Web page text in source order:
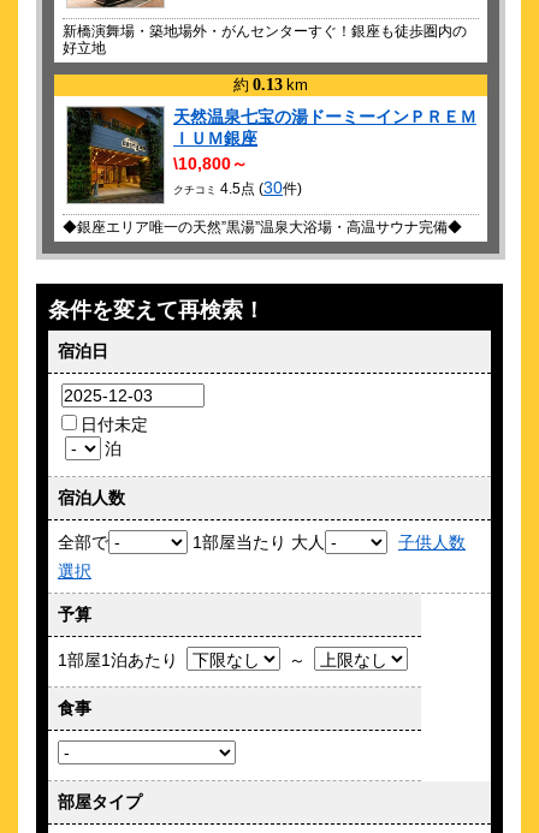
新橋演舞場・築地場外・がんセンターすぐ！銀座も徒歩圏内の
好立地
約 0.13 km
天然温泉七宝の湯ドーミーインＰＲＥＭ
ＩＵＭ銀座
\10,800～
クチコミ 4.5点 (30件)
◆銀座エリア唯一の天然”黒湯”温泉大浴場・高温サウナ完備◆
約 0.16 km
ザ ロイヤルパークホテル 銀座６丁目
\14,100～
＼クーポン発行中！／東銀座駅徒歩3分！宿泊者無料の大浴場あ
り♪
\7,875～
クチコミ-点 (3件)
ション
約 0.19
ホテルグランバッハ東京銀座
クチコミ-点 ( 3
バッハとウェルネスキュイジーヌで 心身が癒されるステイ
条件を変えて再検索！
宿泊日
日付未定
泊
宿泊人数
全部で 1部屋当たり 大人
子供人数
選択
予算
1部屋1泊あたり ～
食事
部屋タイプ